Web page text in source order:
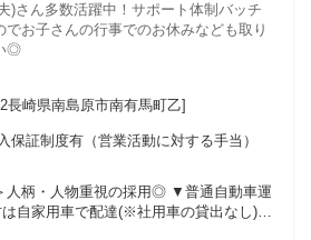
)さん多数活躍中！サポート体制バッチ
でお子さんの行事でのお休みなども取り
◎
長崎県南島原市南有馬町乙]
証制度有（営業活動に対する手当）
人物重視の採用◎ ▼普通自動車運
自家用車で配達(※社用車の貸出なし)